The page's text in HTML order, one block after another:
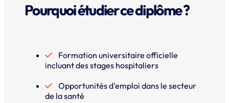
Pourquoi étudier ce diplôme ?
Formation universitaire officielle
incluant des stages hospitaliers
Opportunités d'emploi dans le secteur
de la santé